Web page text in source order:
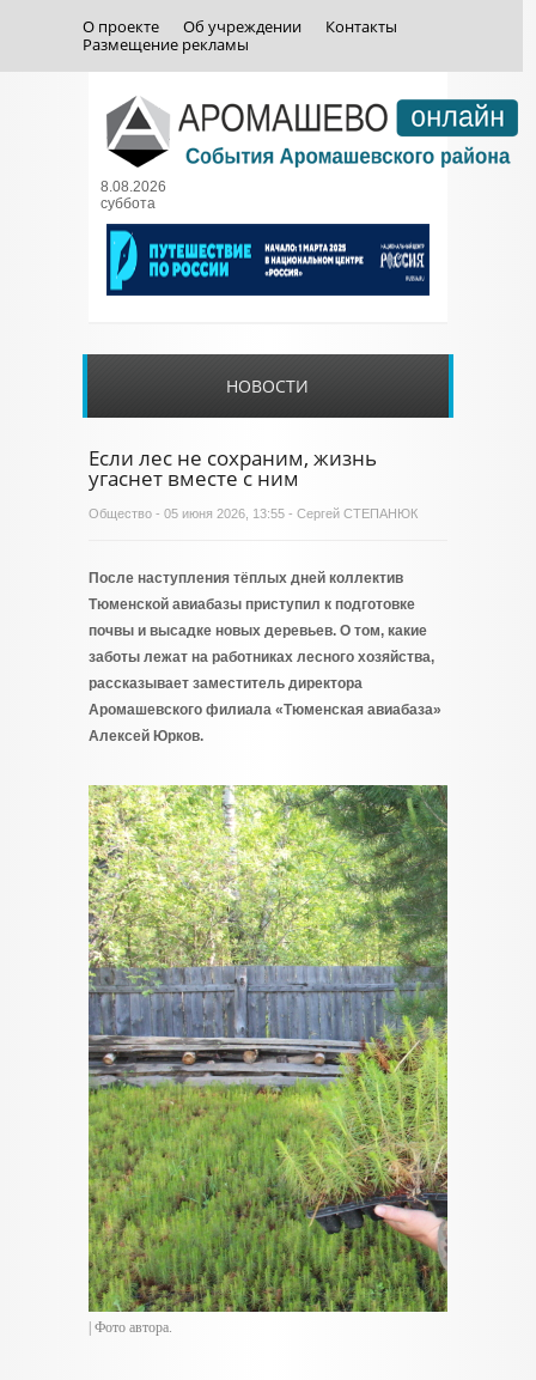
О проекте Об учреждении
Контакты
Размещение рекламы
8.08.2026
суббота
НОВОСТИ
Если лес не сохраним, жизнь
угаснет вместе с ним
Общество - 05 июня 2026, 13:55 - Сергей СТЕПАНЮК
После наступления тёплых дней коллектив
Тюменской авиабазы приступил к подготовке
почвы и высадке новых деревьев. О том, какие
заботы лежат на работниках лесного хозяйства,
рассказывает заместитель директора
Аромашевского филиала «Тюменская авиабаза»
Алексей Юрков.
| Фото автора.